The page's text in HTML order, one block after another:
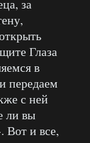
за
Глаза
в
передаем
с ней
ли вы
Вот и все,